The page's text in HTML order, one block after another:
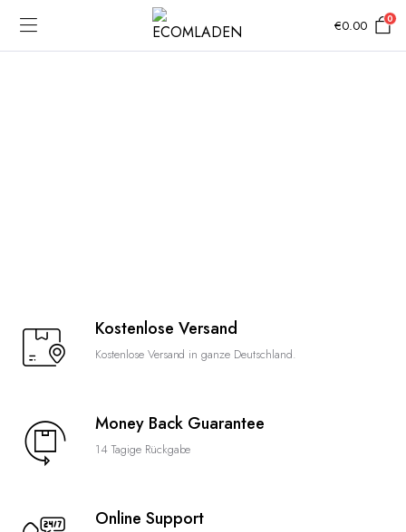
€0.00 0
Kostenlose Versand
Kostenlose Versand in ganze Deutschland.
Money Back Guarantee
14 Tagige Rückgabe
Online Support